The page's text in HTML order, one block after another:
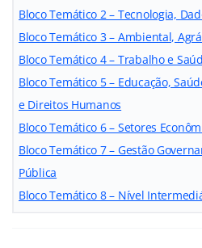
Bloco Temático 2 – Tecnologia,
Bloco Temático 3 – Ambiental,
Bloco Temático 4 – Trabalho e
Bloco Temático 5 – Educação,
e Direitos Humanos
Bloco Temático 6 – Setores
Bloco Temático 7 – Gestão
Pública
Bloco Temático 8 – Nível